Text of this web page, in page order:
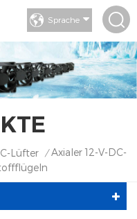
Sprache
Lüfter / Axialer 12-V-DC-